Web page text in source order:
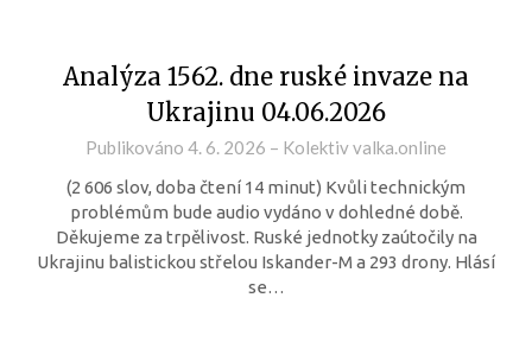
Analýza 1562. dne ruské invaze na
Ukrajinu 04.06.2026
Publikováno 4. 6. 2026 – Kolektiv valka.online
(2 606 slov, doba čtení 14 minut) Kvůli technickým
problémům bude audio vydáno v dohledné době.
Děkujeme za trpělivost. Ruské jednotky zaútočily na
Ukrajinu balistickou střelou Iskander-M a 293 drony. Hlásí
se…